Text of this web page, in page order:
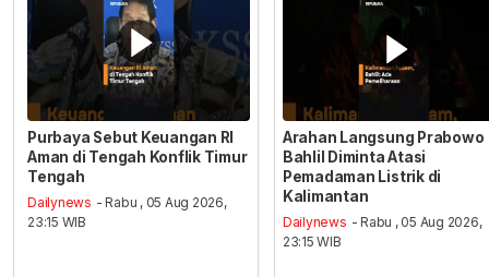
Purbaya Sebut Keuangan RI
Aman di Tengah Konflik Timur
Tengah
Dailynews - Rabu , 05 Aug 2026,
23:15 WIB
Arahan Langsung Prabowo
Bahlil Diminta Atasi
Pemadaman Listrik di
Kalimantan
Dailynews - Rabu , 05 Aug 2026,
23:15 WIB